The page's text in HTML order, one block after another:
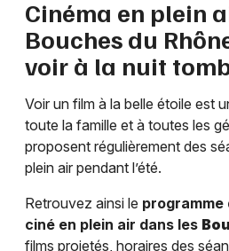
Cinéma en plein
Bouches du
voir à la nuit
Voir un film à la belle étoile est
toute la famille et à toutes les
proposent régulièrement des
plein air pendant l’été.
Retrouvez ainsi le programme
ciné en plein air dans les
films projetés, horaires des